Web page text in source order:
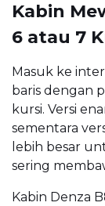
Kabin
6 atau 7
Masuk ke
baris dengan
kursi. Versi
sementara
lebih besar
sering
Kabin Denza